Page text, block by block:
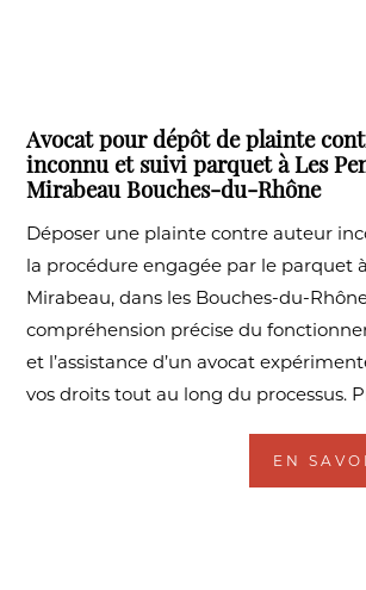
Avocat pour dépôt de plainte
inconnu et suivi parquet à Les
Mirabeau Bouches-du-Rhône
Déposer une plainte contre auteur
la procédure engagée par le parquet
Mirabeau, dans les Bouches-du-
compréhension précise du
et l’assistance d’un avocat
vos droits tout au long du processus.
EN